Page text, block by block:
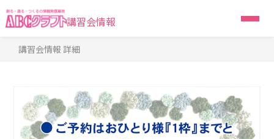
講習会情報
講習会情報 詳細